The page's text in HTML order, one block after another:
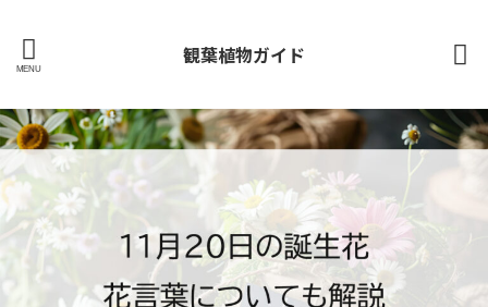
観葉植物ガイド